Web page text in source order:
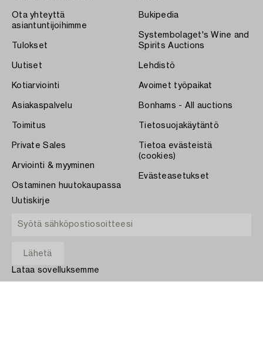
Ota yhteyttä
asiantuntijoihimme
Tulokset
Uutiset
Kotiarviointi
Asiakaspalvelu
Toimitus
Private Sales
Arviointi & myyminen
Ostaminen huutokaupassa
Bukipedia
Systembolaget's Wine and
Spirits Auctions
Lehdistö
Avoimet työpaikat
Bonhams - All auctions
Tietosuojakäytäntö
Tietoa evästeistä
(cookies)
Evästeasetukset
Uutiskirje
Lataa sovelluksemme